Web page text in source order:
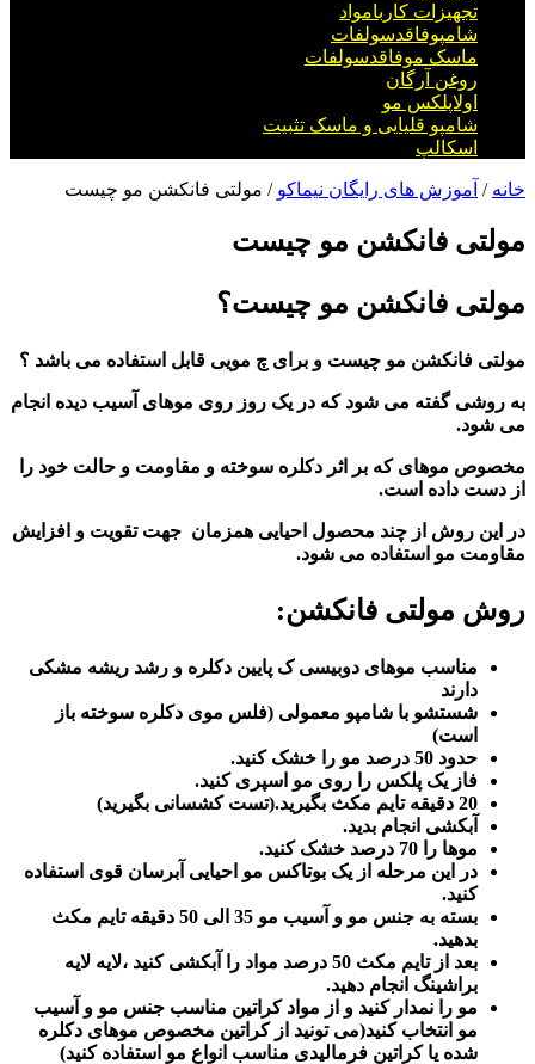
تجهیزات کاربامواد
شامپوفاقدسولفات
ماسک موفاقدسولفات
روغن آرگان
اولاپلکس مو
شامپو قلیایی و ماسک تثبیت
اسکالپ
خانه / آموزش های رایگان نیماکو / مولتی فانکشن مو چیست
مولتی فانکشن مو چیست
مولتی فانکشن مو چیست؟
مولتی فانکشن مو چیست و برای چ مویی قابل استفاده می باشد ؟
به روشی گفته می شود که در یک روز روی موهای آسیب دیده انجام
می شود.
مخصوص موهای که بر اثر دکلره سوخته و مقاومت و حالت خود را
از دست داده است.
در این روش از چند محصول احیایی همزمان جهت تقویت و افزایش
مقاومت مو استفاده می شود.
روش مولتی فانکشن:
مناسب موهای دوبیسی ک پایین دکلره و رشد ریشه مشکی
دارند
شستشو با شامپو معمولی (فلس موی دکلره سوخته باز
است)
حدود 50 درصد مو را خشک کنید.
فاز یک پلکس را روی مو اسپری کنید.
20 دقیقه تایم مکث بگیرید.(تست کشسانی بگیرید)
آبکشی انجام بدید.
موها را 70 درصد خشک کنید.
در این مرحله از یک بوتاکس مو احیایی آبرسان قوی استفاده
کنید.
بسته به جنس مو و آسیب مو 35 الی 50 دقیقه تایم مکث
بدهید.
بعد از تایم مکث 50 درصد مواد را آبکشی کنید ،لایه لایه
براشینگ انجام دهید.
مو را نمدار کنید و از مواد کراتین مناسب جنس مو و آسیب
مو انتخاب کنید(می تونید از کراتین مخصوص موهای دکلره
شده یا کراتین فرمالیدی مناسب انواع مو استفاده کنید)